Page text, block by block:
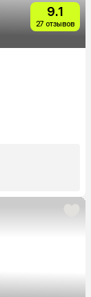
9.1
27 отзывов